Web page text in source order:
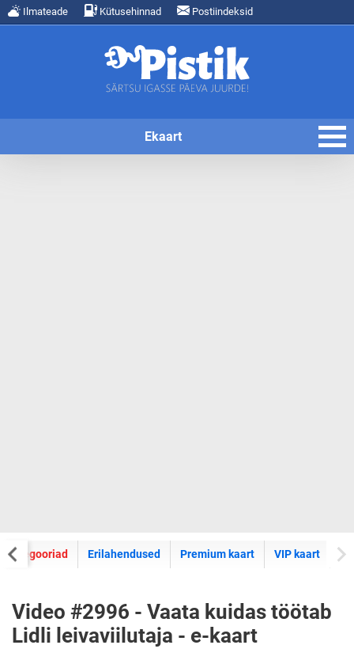
Ilmateade Kütusehinnad Postiindeksid
Ekaart
E-kaartide
Kategooriad Erilahendused Premium kaart VIP kaart
Video #2996 - Vaata kuidas töötab
Lidli leivaviilutaja - e-kaart